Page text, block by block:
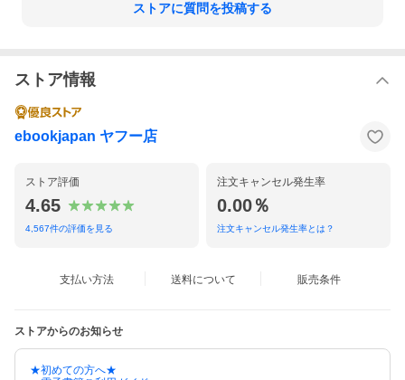
ストアに質問を投稿する
ストア情報
ebookjapan ヤフー店
ストア評価
4.65
4,567件の評価を見る
注文キャンセル発生率
0.00％
注文キャンセル発生率とは？
支払い方法 送料について 販売条件
ストアからのお知らせ
★初めての方へ★